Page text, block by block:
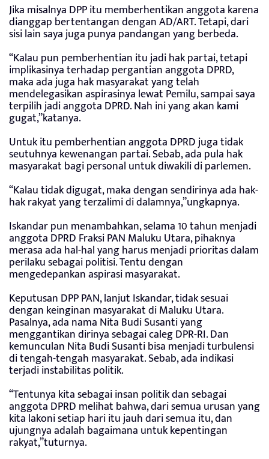
Jika misalnya DPP itu memberhentikan anggota karena
dianggap bertentangan dengan AD/ART. Tetapi, dari
sisi lain saya juga punya pandangan yang berbeda.
“Kalau pun pemberhentian itu jadi hak partai, tetapi
implikasinya terhadap pergantian anggota DPRD,
maka ada juga hak masyarakat yang telah
mendelegasikan aspirasinya lewat Pemilu, sampai saya
terpilih jadi anggota DPRD. Nah ini yang akan kami
gugat,”katanya.
Untuk itu pemberhentian anggota DPRD juga tidak
seutuhnya kewenangan partai. Sebab, ada pula hak
masyarakat bagi personal untuk diwakili di parlemen.
“Kalau tidak digugat, maka dengan sendirinya ada hak-
hak rakyat yang terzalimi di dalamnya,”ungkapnya.
Iskandar pun menambahkan, selama 10 tahun menjadi
anggota DPRD Fraksi PAN Maluku Utara, pihaknya
merasa ada hal-hal yang harus menjadi prioritas dalam
perilaku sebagai politisi. Tentu dengan
mengedepankan aspirasi masyarakat.
Keputusan DPP PAN, lanjut Iskandar, tidak sesuai
dengan keinginan masyarakat di Maluku Utara.
Pasalnya, ada nama Nita Budi Susanti yang
menggantikan dirinya sebagai caleg DPR-RI. Dan
kemunculan Nita Budi Susanti bisa menjadi turbulensi
di tengah-tengah masyarakat. Sebab, ada indikasi
terjadi instabilitas politik.
“Tentunya kita sebagai insan politik dan sebagai
anggota DPRD melihat bahwa, dari semua urusan yang
kita lakoni setiap hari itu jauh dari semua itu, dan
ujungnya adalah bagaimana untuk kepentingan
rakyat,”tuturnya.